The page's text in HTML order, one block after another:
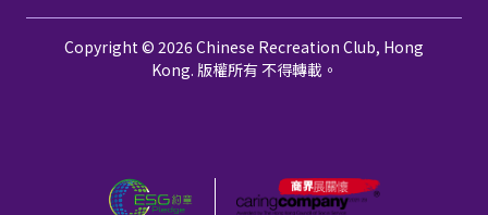
Copyright © 2026 Chinese Recreation Club, Hong
Kong. 版權所有 不得轉載。